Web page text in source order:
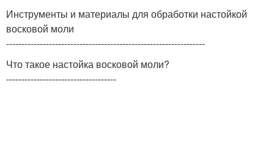
Инструменты и материалы для обработки настойкой
восковой моли
-----------------------------------------------------------------
Что такое настойка восковой моли?
------------------------------------